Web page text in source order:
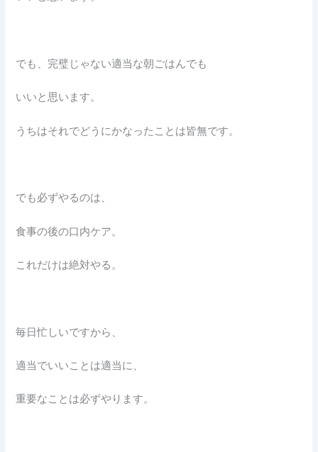
でも、完璧じゃない適当な朝ごはんでも
いいと思います。
うちはそれでどうにかなったことは皆無です。
でも必ずやるのは、
食事の後の口内ケア。
これだけは絶対やる。
毎日忙しいですから、
適当でいいことは適当に、
重要なことは必ずやります。